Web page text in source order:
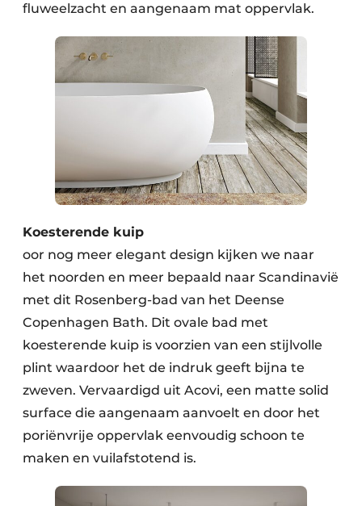
fluweelzacht en aangenaam mat oppervlak.
Koesterende kuip
oor nog meer elegant design kijken we naar
het noorden en meer bepaald naar Scandinavië
met dit Rosenberg-bad van het Deense
Copenhagen Bath. Dit ovale bad met
koesterende kuip is voorzien van een stijlvolle
plint waardoor het de indruk geeft bijna te
zweven. Vervaardigd uit Acovi, een matte solid
surface die aangenaam aanvoelt en door het
poriënvrije oppervlak eenvoudig schoon te
maken en vuilafstotend is.